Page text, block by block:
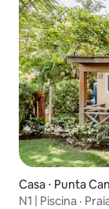
Casa ⋅ Punta
N1 | Piscina ·